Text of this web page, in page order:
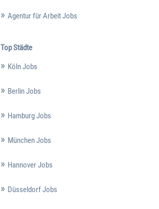
Agentur für Arbeit Jobs
Top Städte
Köln Jobs
Berlin Jobs
Hamburg Jobs
München Jobs
Hannover Jobs
Düsseldorf Jobs